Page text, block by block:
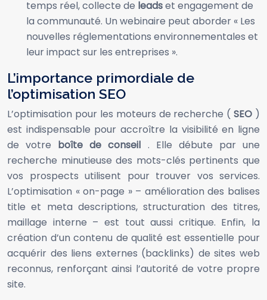
temps réel, collecte de leadset engagement de
la communauté. Un webinaire peut aborder « Les
nouvelles réglementations environnementales et
leur impact sur les entreprises ».
L’importance primordiale de
l’optimisation SEO
L’optimisation pour les moteurs de recherche (SEO )
est indispensable pour accroître la visibilité en ligne
de votre boîte de conseil . Elle débute par une
recherche minutieuse des mots-clés pertinents que
vos prospects utilisent pour trouver vos services.
L’optimisation « on-page » – amélioration des balises
title et meta descriptions, structuration des titres,
maillage interne – est tout aussi critique. Enfin, la
création d’un contenu de qualité est essentielle pour
acquérir des liens externes (backlinks) de sites web
reconnus, renforçant ainsi l’autorité de votre propre
site.